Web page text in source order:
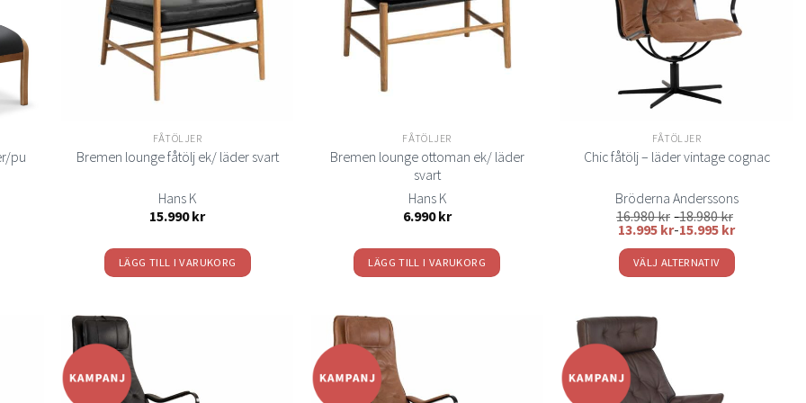
olika
alternativen
kan
produktsidan
alternativen
produktsidan
olika
alternativen
kan
väljas
produktsidan
pu
FÅTÖLJER
Bremen lounge fåtölj ek/ läder svart
Hans K
15.990kr
LÄGG TILL I VARUKORG
FÅTÖLJER
Bremen lounge ottoman ek/ läder
svart
Hans K
6.990kr
LÄGG TILL I VARUKORG
FÅTÖLJER
Chic fåtölj – läder vintage cognac
Bröderna Anderssons
16.980kr -18.980kr
13.995 kr-15.995 kr
VÄLJ ALTERNATIV
varianter.